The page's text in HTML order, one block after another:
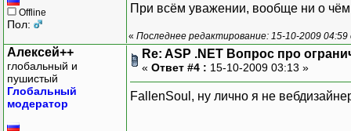
Offline
Пол:
При всём уважении, вообще ни о
« Последнее редактирование: 15-10-2009
Алексей++
глобальный и
пушистый
Глобальный
модератор
Re: ASP .NET Вопрос про
« Ответ #4 : 15-10-2009 03:13 »
FallenSoul, ну лично я не